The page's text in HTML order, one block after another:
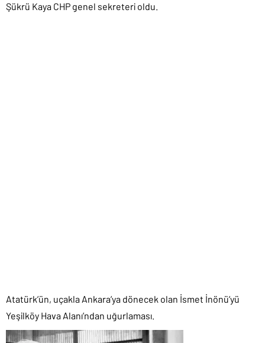
Şükrü Kaya CHP genel sekreteri oldu.
Atatürk’ün, uçakla Ankara’ya dönecek olan İsmet İnönü’yü
Yeşilköy Hava Alanı’ndan uğurlaması.